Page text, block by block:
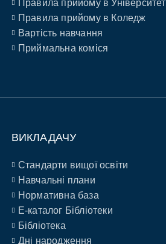
Правила прийому в Університет
Правила прийому в Коледж
Вартість навчання
Приймальна коміся
ВИКЛАДАЧУ
Стандарти вищої освіти
Навчальні плани
Нормативна база
E-каталог Бібліотеки
Бібліотека
Дні народження